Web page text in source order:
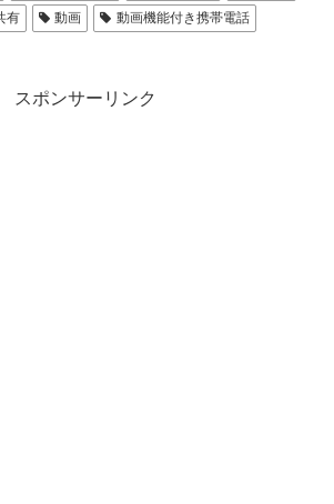
有 動画
動画機能付き携帯電話
スポンサーリンク